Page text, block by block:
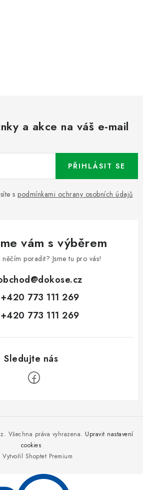
a akce na váš e-mail
s podmínkami ochrany osobních údajů
PŘIHLÁSIT SE
vám s výběrem
něčím poradit? Jsme tu pro vás!
@dokose.cz
+420 773 111 269
+420 773 111 269
Vytvořil Shoptet Premium
. Všechna práva vyhrazena. Upravit nastavení
cookies